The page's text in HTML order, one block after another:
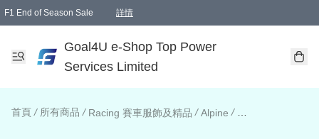
F1 End of Season Sale 詳情
Goal4U e-Shop Top Power
Services Limited
首頁 / 所有商品 / Racing 賽車服飾及精品 / Alpine / 2024隊服